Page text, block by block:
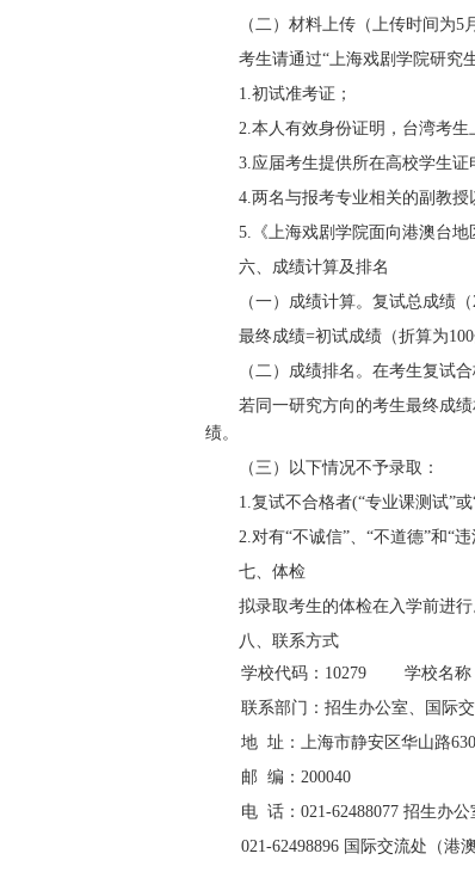
（二）材料上传（上传时间为5月
考生请通过“上海戏剧学院研究
1.初试准考证；
2.本人有效身份证明，台湾考生
3.应届考生提供所在高校学生
4.两名与报考专业相关的副教授
5. 《上海戏剧学院面向港澳台
六、成绩计算及排名
（一）成绩计算。复试总成绩（
最终成绩=初试成绩（折算为100
（二）成绩排名。在考生复试
若同一研究方向的考生最终成
绩。
（三）以下情况不予录取：
1.复试不合格者(“专业课测试”
2.对有“不诚信”、“不道德”和“
七、体检
拟录取考生的体检在入学前进行
八、联系方式
学校代码： 10279 学校名
联系部门：招生办公室、国际
地 址：上海市静安区华山路630
邮 编： 200040
电 话： 021-62488077 招生办公
021-62498896 国际交流处（港